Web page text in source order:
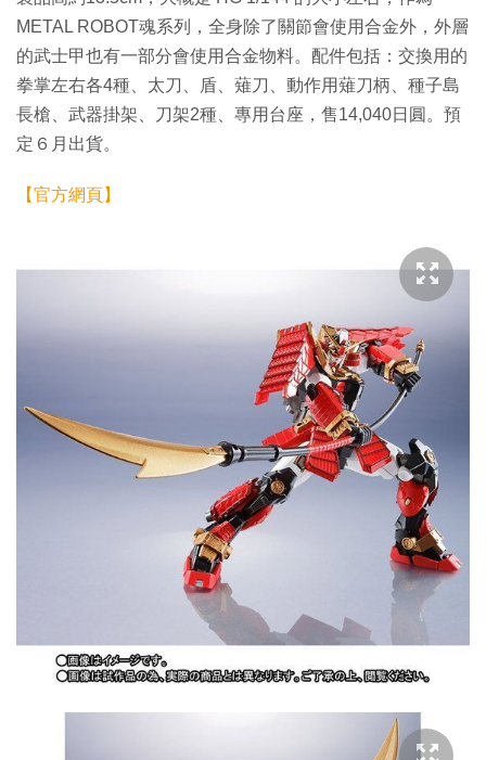
METAL ROBOT魂系列，全身除了關節會使用合金外，外層
的武士甲也有一部分會使用合金物料。配件包括：交換用的
拳掌左右各4種、太刀、盾、薙刀、動作用薙刀柄、種子島
長槍、武器掛架、刀架2種、專用台座，售14,040日圓。預
定６月出貨。
【官方網頁】